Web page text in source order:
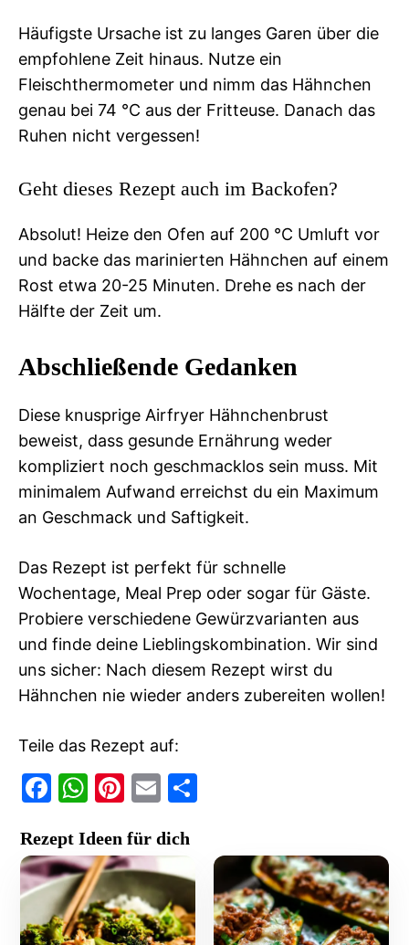
Häufigste Ursache ist zu langes Garen über die
empfohlene Zeit hinaus. Nutze ein
Fleischthermometer und nimm das Hähnchen
genau bei 74 °C aus der Fritteuse. Danach das
Ruhen nicht vergessen!
Geht dieses Rezept auch im Backofen?
Absolut! Heize den Ofen auf 200 °C Umluft vor
und backe das marinierten Hähnchen auf einem
Rost etwa 20-25 Minuten. Drehe es nach der
Hälfte der Zeit um.
Abschließende Gedanken
Diese knusprige Airfryer Hähnchenbrust
beweist, dass gesunde Ernährung weder
kompliziert noch geschmacklos sein muss. Mit
minimalem Aufwand erreichst du ein Maximum
an Geschmack und Saftigkeit.
Das Rezept ist perfekt für schnelle
Wochentage, Meal Prep oder sogar für Gäste.
Probiere verschiedene Gewürzvarianten aus
und finde deine Lieblingskombination. Wir sind
uns sicher: Nach diesem Rezept wirst du
Hähnchen nie wieder anders zubereiten wollen!
Teile das Rezept auf:
F
c
e
b
o
W
at
s
A
p
Pi
er
e
st
E
ai
l
n
Rezept Ideen für dich